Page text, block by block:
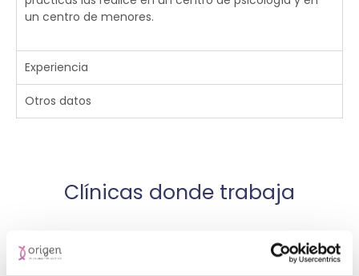
un centro de menores.
Experiencia
Otros datos
Clínicas donde trabaja